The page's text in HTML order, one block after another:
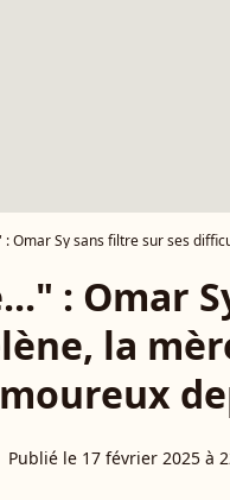
Omar Sy sans filtre sur ses
: Omar
la
Publié le 17 février 2025 à